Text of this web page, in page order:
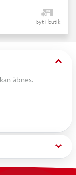
Byt i butik
keyboard_arrow_down
åbnes.
kan ikke
keyboard_arrow_down